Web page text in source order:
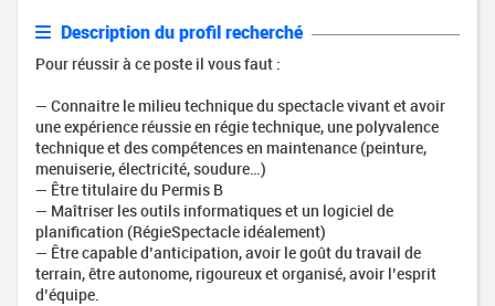
Description du profil recherché
Pour réussir à ce poste il vous faut :
— Connaitre le milieu technique du spectacle vivant et avoir
une expérience réussie en régie technique, une polyvalence
technique et des compétences en maintenance (peinture,
menuiserie, électricité, soudure…)
— Être titulaire du Permis B
— Maîtriser les outils informatiques et un logiciel de
planification (RégieSpectacle idéalement)
— Être capable d’anticipation, avoir le goût du travail de
terrain, être autonome, rigoureux et organisé, avoir l’esprit
d’équipe.